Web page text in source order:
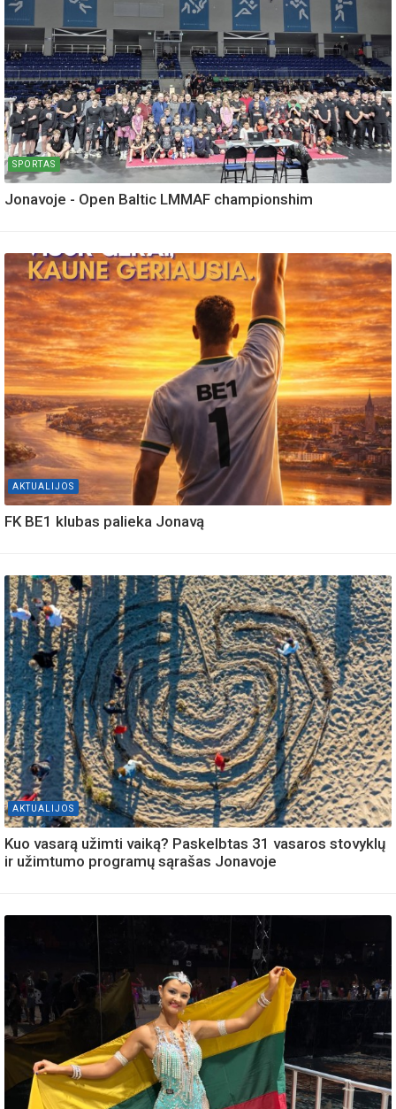
SPORTAS
Jonavoje - Open Baltic LMMAF championshim
AKTUALIJOS
FK BE1 klubas palieka Jonavą
AKTUALIJOS
Kuo vasarą užimti vaiką? Paskelbtas 31 vasaros stovyklų
ir užimtumo programų sąrašas Jonavoje